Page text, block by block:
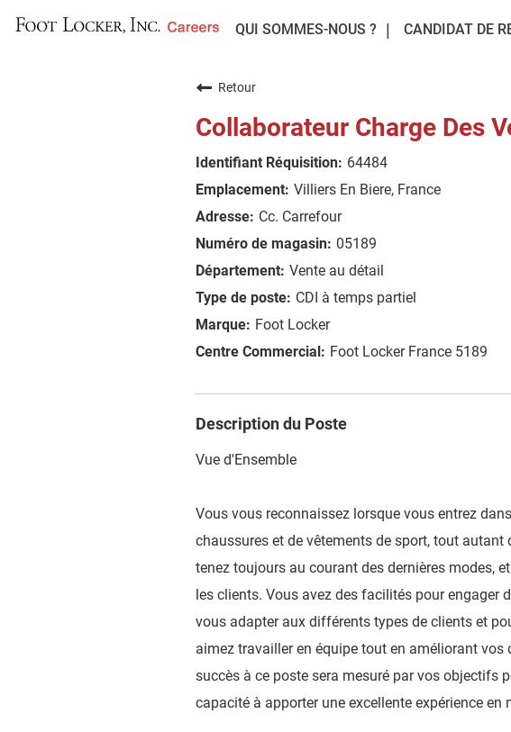
QUI SOMMES-NOUS ? CANDIDAT DE
Retour
Collaborateur Charge Des
64484
Villiers En Biere, France
Cc. Carrefour
05189
Vente au détail
CDI à temps partiel
Foot Locker
Foot Locker France 5189
Description du Poste
Vue d'Ensemble
Vous vous reconnaissez lorsque vous entrez
chaussures et de vêtements de sport, tout
tenez toujours au courant des dernières modes,
les clients. Vous avez des facilités pour engager
vous adapter aux différents types de clients et
aimez travailler en équipe tout en améliorant
succès à ce poste sera mesuré par vos objectifs
capacité à apporter une excellente expérience en